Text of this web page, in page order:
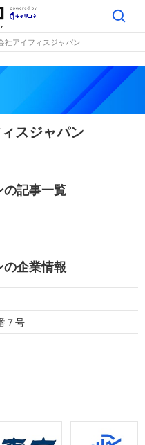
社アイフィスジャパン
スジャパン
記事一覧
企業情報
７号